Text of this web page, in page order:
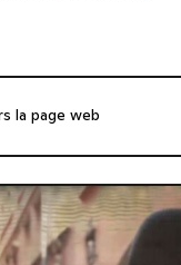
la page web